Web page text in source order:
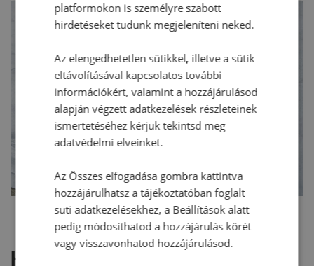
Hozzászólások
platformokon is személyre szabott
hirdetéseket tudunk megjeleníteni neked.
Az elengedhetetlen sütikkel, illetve a sütik
eltávolításával kapcsolatos további
információkért, valamint a hozzájárulásod
alapján végzett adatkezelések részleteinek
ismertetéséhez kérjük tekintsd meg
adatvédelmi elveinket.
Az Összes elfogadása gombra kattintva
hozzájárulhatsz a tájékoztatóban foglalt
süti adatkezelésekhez, a Beállítások alatt
pedig módosíthatod a hozzájárulás körét
vagy visszavonhatod hozzájárulásod.